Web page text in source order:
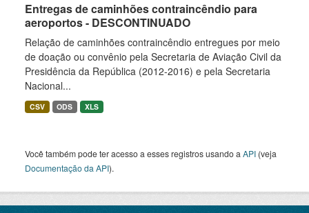
Entregas de caminhões contraincêndio para
aeroportos - DESCONTINUADO
Relação de caminhões contraincêndio entregues por meio
de doação ou convênio pela Secretaria de Aviação Civil da
Presidência da República (2012-2016) e pela Secretaria
Nacional...
CSV ODS XLS
Você também pode ter acesso a esses registros usando a API (veja
Documentação da API).